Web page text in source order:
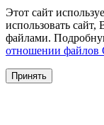
Этот сайт
использовать сайт,
файлами.
отношении файлов
Принять